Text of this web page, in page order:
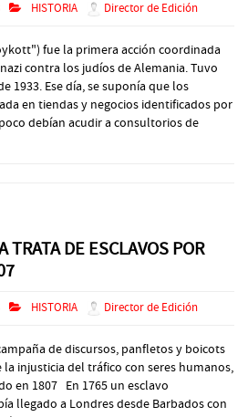
HISTORIA Director de Edición
fue la primera acción coordinada
contra los judíos de Alemania. Tuvo
1933. Ese día, se suponía que los
en tiendas y negocios identificados por
debían acudir a consultorios de
TRATA DE ESCLAVOS POR
HISTORIA Director de Edición
de discursos, panfletos y boicots
la injusticia del tráfico con seres humanos,
en 1807 En 1765 un esclavo
llegado a Londres desde Barbados con